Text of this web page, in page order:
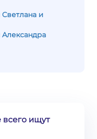
и
ищут